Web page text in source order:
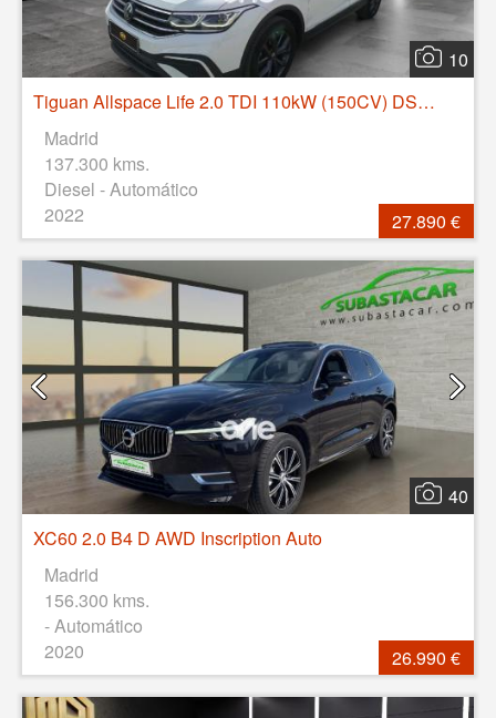
10
Tiguan Allspace Life 2.0 TDI 110kW (150CV) DSG 4Motion
Madrid
137.300 kms.
Diesel - Automático
2022
27.890 €
40
XC60 2.0 B4 D AWD Inscription Auto
Madrid
156.300 kms.
- Automático
2020
26.990 €